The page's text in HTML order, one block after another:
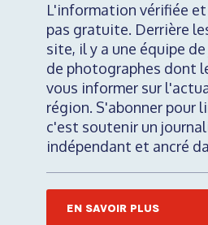
L'information vérifiée
pas gratuite. Derrière
site, il y a une équipe
de photographes dont
vous informer sur
région. S'abonner pour
c'est soutenir un
indépendant et ancré
EN SAVOIR PLUS